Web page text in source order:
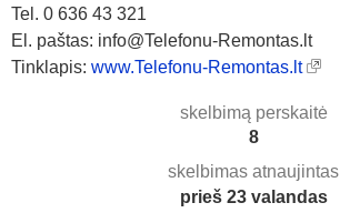
Tel. 0 636 43 321
El. paštas: info@Telefonu-Remontas.lt
Tinklapis: www.Telefonu-Remontas.lt
skelbimą perskaitė
8
skelbimas atnaujintas
prieš 23 valandas